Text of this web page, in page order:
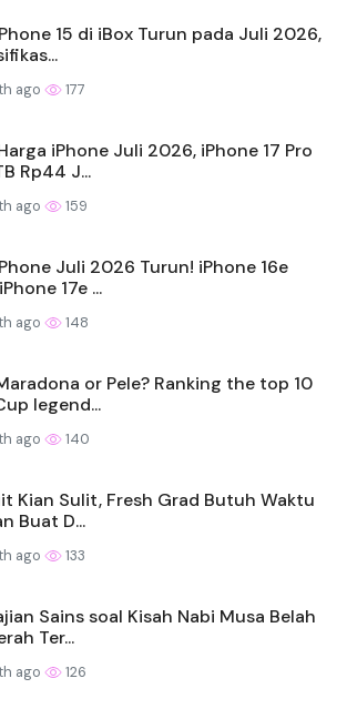
15 di iBox Turun pada Juli 2026,
ago 177
iPhone Juli 2026, iPhone 17 Pro
Rp44 J...
ago 159
Juli 2026 Turun! iPhone 16e
17e ...
ago 148
or Pele? Ranking the top 10
legend...
ago 140
Kian Sulit, Fresh Grad Butuh Waktu
Buat D...
ago 133
Sains soal Kisah Nabi Musa Belah
Ter...
ago 126